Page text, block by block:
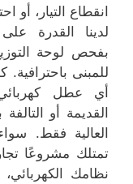
انقطاع التيار، أو
لدينا القدرة
بفحص لوحة
للمبنى
أي عطل
القديمة أو
العالية فقط.
تمتلك مشروعًا
نظامك